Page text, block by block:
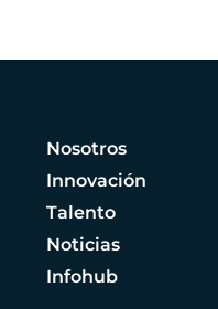
Nosotros
Innovación
Talento
Noticias
Infohub